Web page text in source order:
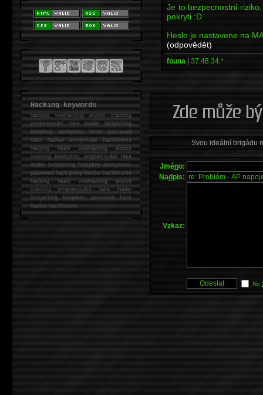
Je to bezpecnostni
pokryti :D
Heslo je nastavene na
(odpovědět)
founa | 37.48.34.*
Svou ideální brigádu
Jméno:
Nadpis:
Vzkaz:
No
Hacking keywords
hackingwebhacking exploit cracking
programování fake mailer lockpicking
bumpkey anonymity heslo password
hackhacker anonymous hackforums
hackingheslo webhacking exploit
cracking anonymity programování fake
mailer lockpicking bumpkey anonymous
password hack proxy hacker hackforums
hacking heslo webhacking exploit
cracking programování fake mailer
lockpicking bumpkey password hack
hackerhackforums